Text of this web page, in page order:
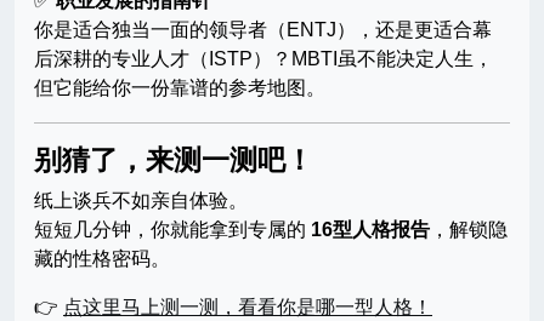
你是适合独当一面的领导者（ENTJ），还是更适合幕
后深耕的专业人才（ISTP）？MBTI虽不能决定人生，
但它能给你一份靠谱的参考地图。
别猜了，来测一测吧！
纸上谈兵不如亲自体验。
短短几分钟，你就能拿到专属的 16型人格报告 ，解锁隐
藏的性格密码。
👉 点这里马上测一测，看看你是哪一型人格！